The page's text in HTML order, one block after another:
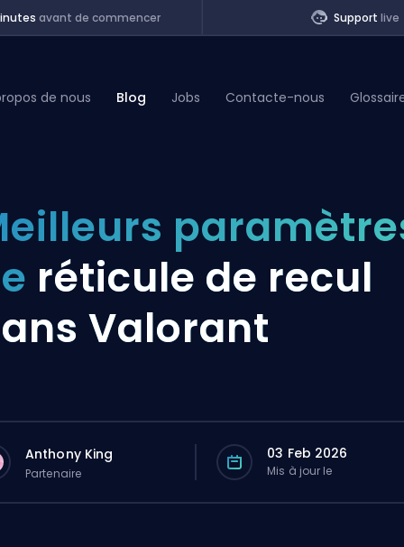
avant de commencer Support live
de nous Blog Jobs Contacte-nous
réticule de recul
Valorant
Anthony King
Partenaire
03 Feb 2026
Mis à jour le